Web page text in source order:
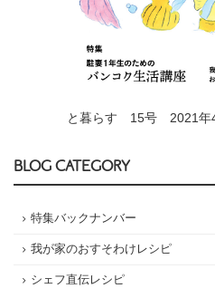
と暮らす 15号 2021年
BLOG CATEGORY
特集バックナンバー
我が家のおすそわけレシピ
シェフ直伝レシピ